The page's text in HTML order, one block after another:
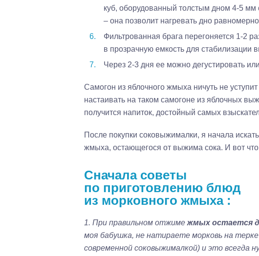
куб, оборудованный толстым дном 4-5 мм
– она позволит нагревать дно
Фильтрованная брага перегоняется 1-2
в прозрачную емкость для стабилизации
Через 2-3 дня ее можно дегустировать
Самогон из яблочного жмыха ничуть не
настаивать на таком самогоне из яблочных
получится напиток, достойный самых
После покупки соковыжималки, я начала
жмыха, остающегося от выжима сока. И вот
Сначала советы
по приготовлению блюд
из морковного жмыха :
1. При правильном отжиме жмых остается
моя бабушка, не натираете морковь на
современной соковыжималкой) и это всегда